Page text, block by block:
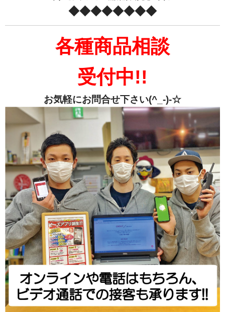
◆◆◆◆◆◆◆◆
各種商品相談
受付中!!
お気軽にお問合せ下さい(^_-)-☆